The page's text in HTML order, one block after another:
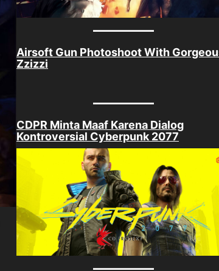
Airsoft Gun Photoshoot With
Zzizzi
CDPR Minta Maaf Karena Dialog
Kontroversial Cyberpunk 2077